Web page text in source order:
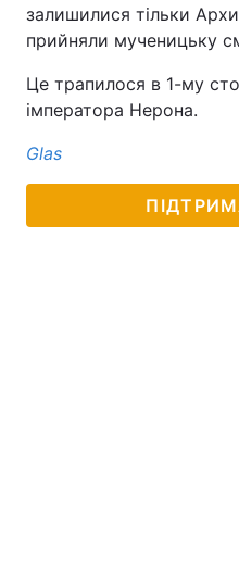
залишилися тільки
прийняли мученицьку
Це трапилося в 1-му
імператора Нерона.
Glas